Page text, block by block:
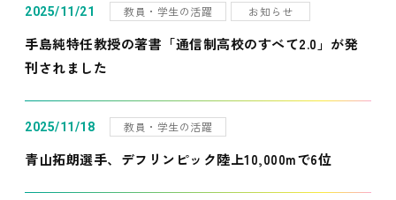
2025/11/21 教員・学生の活躍 お知らせ
手島純特任教授の著書「通信制高校のすべて2.0」が発
刊されました
2025/11/18 教員・学生の活躍
青山拓朗選手、デフリンピック陸上10,000mで6位